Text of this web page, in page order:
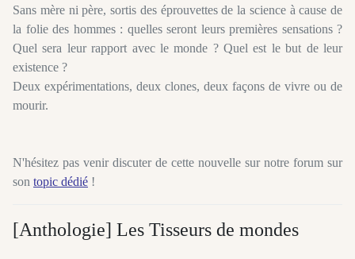
Sans mère ni père, sortis des éprouvettes de la science à cause de
la folie des hommes : quelles seront leurs premières sensations ?
Quel sera leur rapport avec le monde ? Quel est le but de leur
existence ?
Deux expérimentations, deux clones, deux façons de vivre ou de
mourir.
N'hésitez pas venir discuter de cette nouvelle sur notre forum sur
son topic dédié !
[Anthologie] Les Tisseurs de mondes